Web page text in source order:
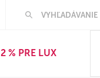
2 % PRE LUX